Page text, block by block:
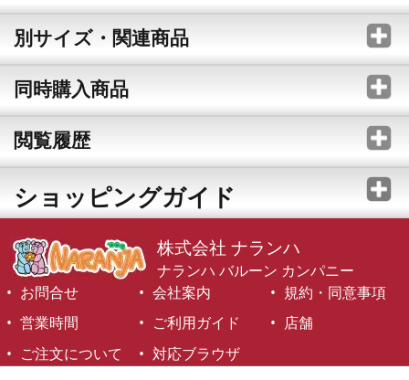
別サイズ・関連商品
同時購入商品
閲覧履歴
ショッピングガイド
株式会社 ナランハ
ナランハ バルーン カンパニー
お問合せ
会社案内
規約・同意事項
営業時間
ご利用ガイド
店舗
ご注文について
対応ブラウザ